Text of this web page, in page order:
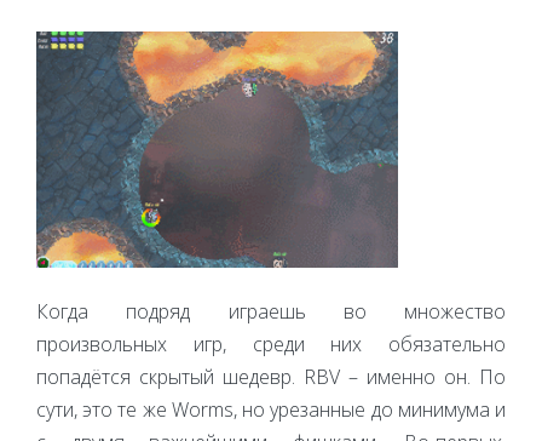
Когда подряд играешь во множество
произвольных игр, среди них обязательно
попадётся скрытый шедевр. RBV – именно он. По
сути, это те же Worms, но урезанные до минимума и